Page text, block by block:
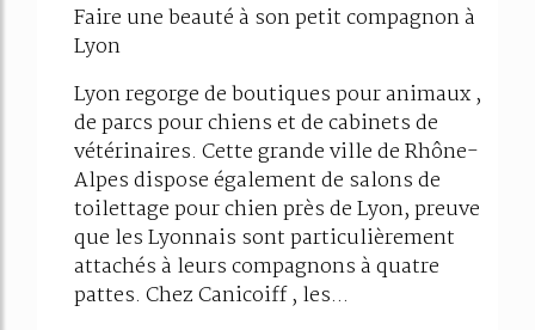
Faire une beauté à son petit compagnon à
Lyon
Lyon regorge de boutiques pour animaux ,
de parcs pour chiens et de cabinets de
vétérinaires. Cette grande ville de Rhône-
Alpes dispose également de salons de
toilettage pour chien près de Lyon, preuve
que les Lyonnais sont particulièrement
attachés à leurs compagnons à quatre
pattes. Chez Canicoiff , les...